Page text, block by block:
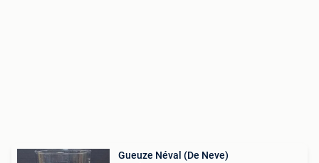
Gueuze Néval (De Neve)